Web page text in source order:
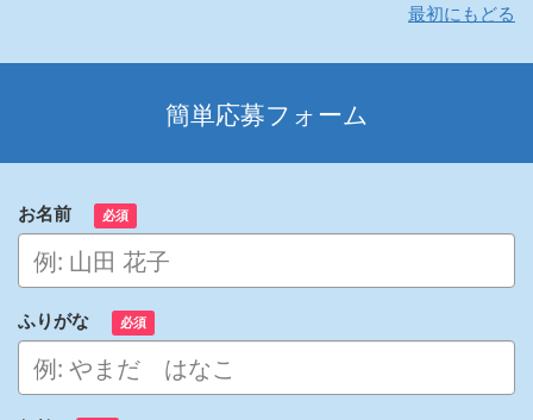
最初にもどる
簡単応募フォーム
お名前 必須
ふりがな 必須